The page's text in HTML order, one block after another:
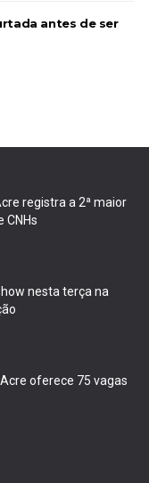
antes de ser
registra a 2ª maior
CNHs
nesta terça na
oferece 75 vagas